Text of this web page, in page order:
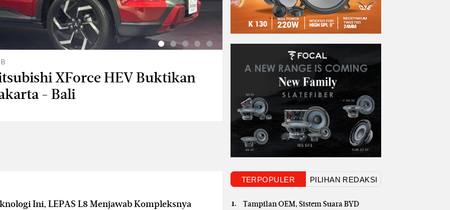
XForce HEV Buktikan
- Bali
XL7 Jadi Rekomendasi
2026
Harga Resmi T2 i-DM,
Sudah Produksi Lokal, BYD
New XL7 Sekarang Tersedia
Grayish Blue
Ini, LEPAS L8 Menjawab Kompleksnya
TERPOPULER PILIHAN REDAKSI
Tampilan OEM, Sistem Suara BYD